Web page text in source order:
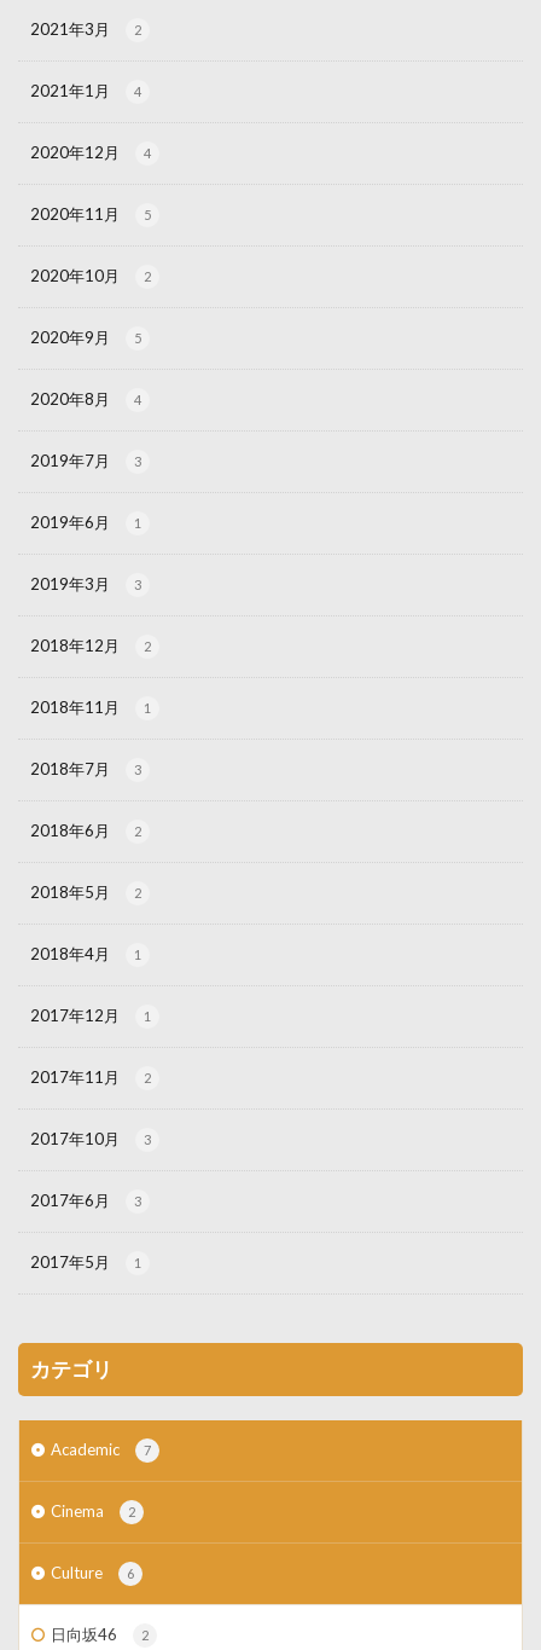
2021年3月 2
2021年1月 4
2020年12月 4
2020年11月 5
2020年10月 2
2020年9月 5
2020年8月 4
2019年7月 3
2019年6月 1
2019年3月 3
2018年12月 2
2018年11月 1
2018年7月 3
2018年6月 2
2018年5月 2
2018年4月 1
2017年12月 1
2017年11月 2
2017年10月 3
2017年6月 3
2017年5月 1
カテゴリ
Academic 7
Cinema 2
Culture 6
日向坂46 2